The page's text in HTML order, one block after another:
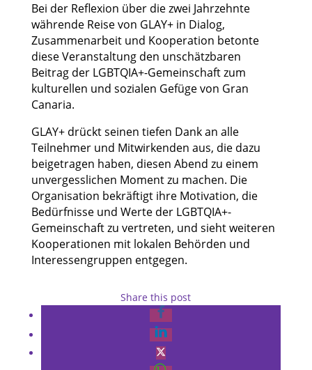
Bei der Reflexion über die zwei Jahrzehnte
währende Reise von GLAY+ in Dialog,
Zusammenarbeit und Kooperation betonte
diese Veranstaltung den unschätzbaren
Beitrag der LGBTQIA+-Gemeinschaft zum
kulturellen und sozialen Gefüge von Gran
Canaria.
GLAY+ drückt seinen tiefen Dank an alle
Teilnehmer und Mitwirkenden aus, die dazu
beigetragen haben, diesen Abend zu einem
unvergesslichen Moment zu machen. Die
Organisation bekräftigt ihre Motivation, die
Bedürfnisse und Werte der LGBTQIA+-
Gemeinschaft zu vertreten, und sieht weiteren
Kooperationen mit lokalen Behörden und
Interessengruppen entgegen.
Share this post